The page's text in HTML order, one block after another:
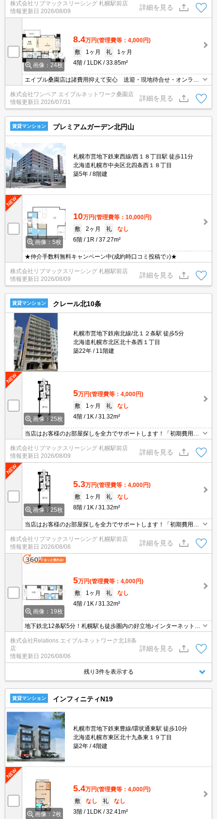
株式会社リブマックスリーシング 札幌駅前店
情報更新日 2026/08/09
詳細を見る
画像：24枚
8.4万円(管理費等：4,000円)
敷
1ヶ月 礼
1ヶ月
4階
1LDK 33.85m²
エイブル桑園店は諸費用抑えて安心 送迎・現地待合せ・オンライ
ン対応 個室相談 当店未掲載物件もご紹介
株式会社ワンペア エイブルネットワーク桑園店
情報更新日 2026/07/31
詳細を見る
賃貸マンション プレミアムガーデン北円山
札幌市営地下鉄東西線/西１８丁目駅 徒歩11分
北海道札幌市中央区北四条西１８丁目
築5年
8階建
画像：5枚
10万円(管理費等：10,000円)
敷
2ヶ月 礼
なし
6階
1R 37.27m²
★仲介手数料無料キャンペーン中(成約時口コミ投稿で♪)★
株式会社リブマックスリーシング 札幌駅前店
情報更新日 2026/08/09
詳細を見る
賃貸マンション クレール北10条
札幌市営地下鉄南北線/北１２条駅 徒歩5分
北海道札幌市北区北十条西１丁目
築22年
11階建
画像：25枚
5万円(管理費等：4,000円)
敷
1ヶ月 礼
なし
4階
1K 31.32m²
当店はお客様のお部屋探しを全力でサポートします！「初期費用を
安くしたい」「契約について相談したい」「見学や契約をオンライ
ンで行いたい」等、何でもご相談下さい。満足出来るまでとことん
お付き合い致します。
株式会社リブマックスリーシング 札幌駅前店
情報更新日 2026/08/09
詳細を見る
画像：25枚
5.3万円(管理費等：4,000円)
敷
1ヶ月 礼
なし
8階
1K 31.32m²
当店はお客様のお部屋探しを全力でサポートします！「初期費用を
安くしたい」「契約について相談したい」「見学や契約をオンライ
ンで行いたい」等、何でもご相談下さい。満足出来るまでとことん
お付き合い致します。
株式会社リブマックスリーシング 札幌駅前店
情報更新日 2026/08/08
詳細を見る
画像：19枚
5万円(管理費等：4,000円)
敷
1ヶ月 礼
なし
4階
1K 31.32m²
地下鉄北12条駅5分！札幌駅も徒歩圏内の好立地♪インターネット無
に商業施設があり利便性の良い物件です☆彡
株式会社Relations エイブルネットワーク北18条
店
情報更新日 2026/08/06
詳細を見る
残り3件を表示する
賃貸マンション インフィニティN19
札幌市営地下鉄東豊線/環状通東駅 徒歩10分
北海道札幌市東区北十九条東１９丁目
築2年
4階建
画像：2枚
5.4万円(管理費等：4,000円)
敷
なし 礼
なし
3階
1LDK 32.41m²